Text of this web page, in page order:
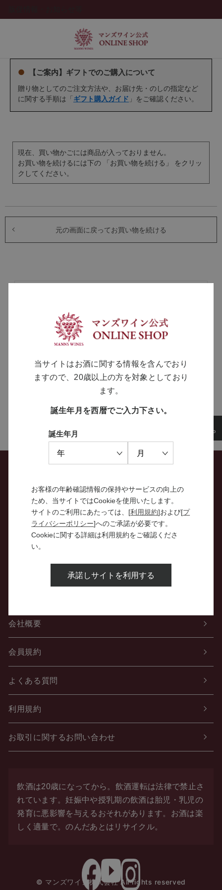
● 【ご案内】ギフトでのご購入について
贈り物としてのご注文方法や、お届け先・のしの指定など
に関する手順は「ギフト購入ガイド 」をご確認ください。
現在、買い物かごには商品が入っておりません。
お買い物を続けるには下の 「お買い物を続ける」 をクリッ
クしてください。
元の画面に戻ってお買い物を続ける
ブランドサイト
SOLARISシリーズ
特設サイト
特定商取引法に関する表示
個人情報の取り扱いについて
酒類販売管理者標識
会社概要
会員規約
よくある質問
利用規約
お取引に関するお問い合わせ
飲酒は20歳になってから。飲酒運転は法律で禁止さ
れています。妊娠中や授乳期の飲酒は胎児・乳児の
発育に悪影響を与えるおそれがあります。お酒は楽
しく適量で。のんだあとはリサイクル。
© マンズワイン株式会社 All rights reserved
当サイトはお酒に関する情報を含んでおり
ますので、20歳以上の方を対象としており
ます。
誕生年月を西暦でご入力下さい。
誕生年月
お客様の年齢確認情報の保持やサービスの向上の
ため、当サイトではCookieを使用いたします。
サイトのご利用にあたっては、[利用規約]および[プ
ライバシーポリシー]へのご承諾が必要です。
Cookieに関する詳細は利用規約をご確認くださ
い。
承諾しサイトを利用する